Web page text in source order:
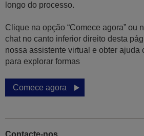
longo do processo.
Clique na opção “Comece agora” ou
chat no canto inferior direito desta
nossa assistente virtual e obter ajuda
para explorar formas
Comece agora